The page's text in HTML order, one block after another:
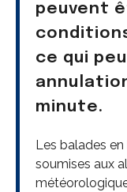
peuvent
ce qui
minute.
Les balades
soumises aux